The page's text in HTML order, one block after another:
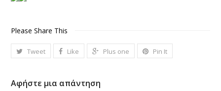
Please Share This
Tweet Like Plus one Pin It
Αφήστε μια απάντηση